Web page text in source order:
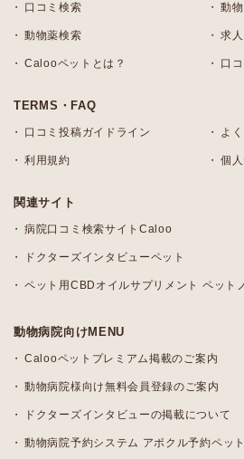
口コミ検索 動
動物薬検索 求
Calooペットとは？ 口
TERMS・FAQ
口コミ投稿ガイドライン よ
利用規約 個
関連サイト
病院口コミ検索サイトCaloo
ドクターズインタビューペット
ペット用CBDオイルサプリメント ペット
動物病院向けMENU
Calooペットプレミアム掲載のご案内
動物病院様向け無料会員登録のご案内
ドクターズインタビューの掲載について
動物病院予約システム アポクル予約ペット